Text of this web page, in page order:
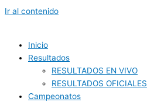
Ir al contenido
Inicio
Resultados
RESULTADOS EN VIVO
RESULTADOS OFICIALES
Campeonatos